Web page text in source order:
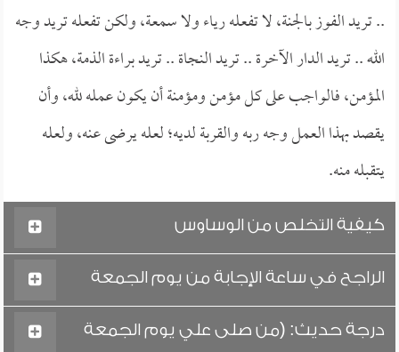
.. تريد الفوز بالجنة، لا تفعله رياء ولا سمعة، ولكن تفعله تريد وجه
الله .. تريد الدار الآخرة .. تريد النجاة .. تريد براءة الذمة، هكذا
المؤمن، فالواجب على كل مؤمن ومؤمنة أن يكون عمله لله، وأن
يقصد بهذا العمل وجه ربه والقربة لديه؛ لعله يرضى عنه، ولعله
يتقبله منه.
كيفية التخلص من الوساوس
الراجح في ساعة الإجابة من يوم الجمعة
درجة حديث: (من صلى علي يوم الجمعة